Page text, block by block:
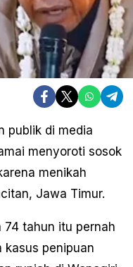
publik di media
menyoroti sosok
menikah
Jawa Timur.
74 tahun itu pernah
kasus penipuan